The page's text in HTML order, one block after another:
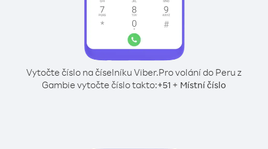
Vytočte číslo na číselníku Viber.Pro volání do Peru z
Gambie vytočte číslo takto:+51 + Místní číslo